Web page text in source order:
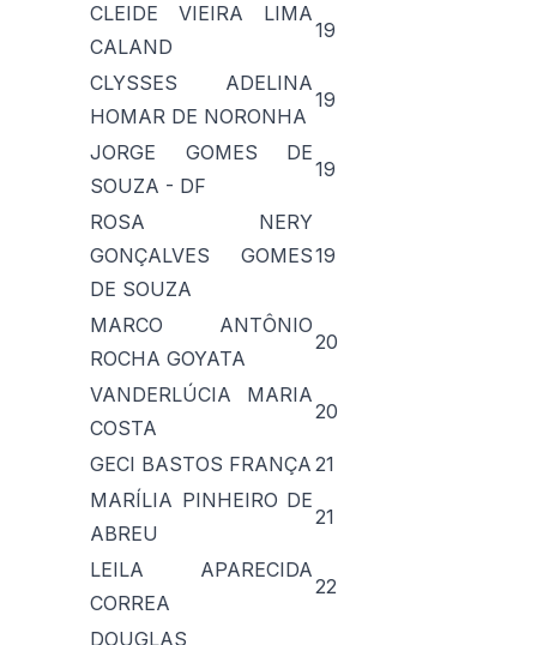
CLEIDE VIEIRA LIMA
CALAND
19
CLYSSES ADELINA
HOMAR DE NORONHA
19
JORGE GOMES DE
SOUZA - DF
19
ROSA NERY
GONÇALVES GOMES
DE SOUZA
19
MARCO ANTÔNIO
ROCHA GOYATA
20
VANDERLÚCIA MARIA
COSTA
20
GECI BASTOS FRANÇA 21
MARÍLIA PINHEIRO DE
ABREU
21
LEILA APARECIDA
CORREA
22
DOUGLAS